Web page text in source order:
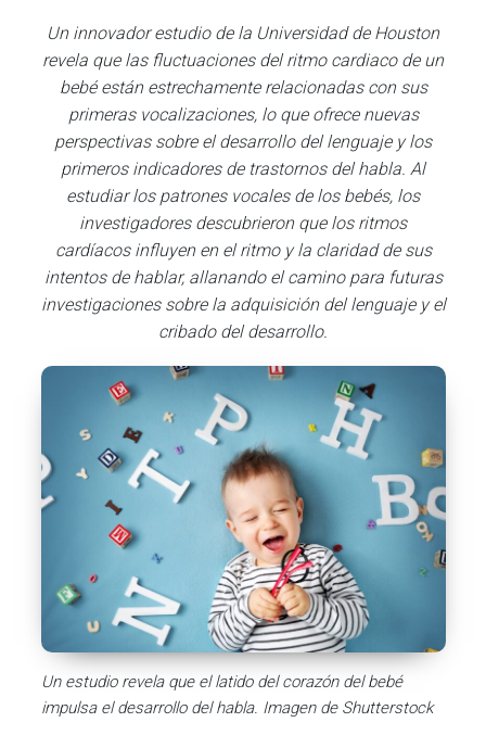
Un innovador estudio de la Universidad de Houston
revela que las fluctuaciones del ritmo cardiaco de un
bebé están estrechamente relacionadas con sus
primeras vocalizaciones, lo que ofrece nuevas
perspectivas sobre el desarrollo del lenguaje y los
primeros indicadores de trastornos del habla. Al
estudiar los patrones vocales de los bebés, los
investigadores descubrieron que los ritmos
cardíacos influyen en el ritmo y la claridad de sus
intentos de hablar, allanando el camino para futuras
investigaciones sobre la adquisición del lenguaje y el
cribado del desarrollo.
Un estudio revela que el latido del corazón del bebé
impulsa el desarrollo del habla. Imagen de Shutterstock